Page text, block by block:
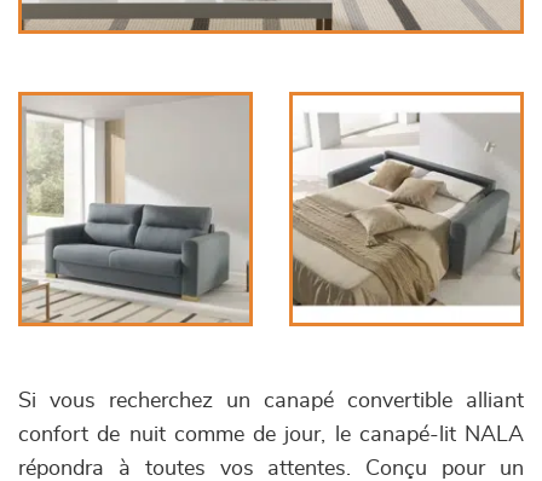
Si vous recherchez un canapé convertible alliant
confort de nuit comme de jour, le canapé-lit NALA
répondra à toutes vos attentes. Conçu pour un